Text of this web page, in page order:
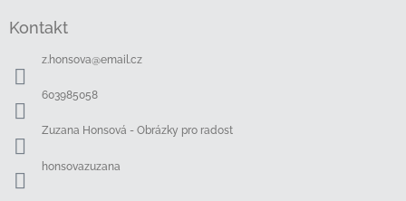
Kontakt
z.honsova@email.cz
603985058
Zuzana Honsová - Obrázky pro radost
honsovazuzana